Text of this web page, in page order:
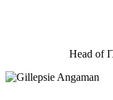
Head of